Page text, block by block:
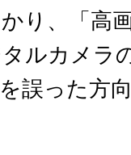
り、「高
ルカメラ
誤った方